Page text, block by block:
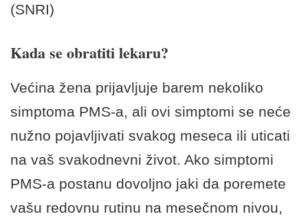
(SNRI)
Kada se obratiti lekaru?
Većina žena prijavljuje barem nekoliko
simptoma PMS-a, ali ovi simptomi se neće
nužno pojavljivati svakog meseca ili uticati
na vaš svakodnevni život. Ako simptomi
PMS-a postanu dovoljno jaki da poremete
vašu redovnu rutinu na mesečnom nivou,